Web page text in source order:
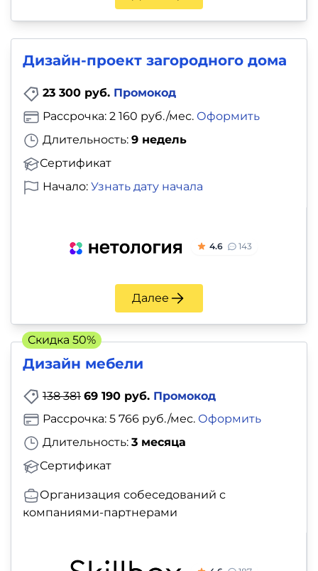
Дизайн-проект загородного дома
23 300 руб. Промокод
Длительность: 9 недель
Сертификат
Рассрочка: 2 160 руб./мес. Оформить
Начало: Узнать дату начала
4.6 143
Далее
Дизайн мебели
138 381 69 190 руб. Промокод
Длительность: 3 месяца
Сертификат
Рассрочка: 5 766 руб./мес. Оформить
Организация собеседований с
компаниями-партнерами
Скидка 50%